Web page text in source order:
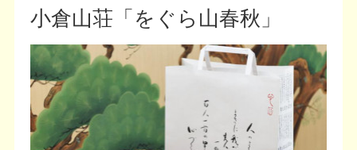
小倉山荘「をぐら山春秋」